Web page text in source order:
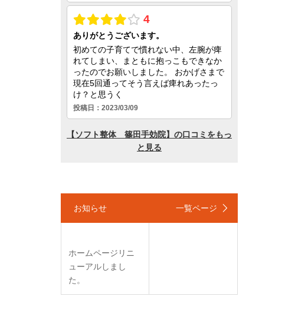
お知らせ 一覧ページ
ホームページリニ
ューアルしまし
た。